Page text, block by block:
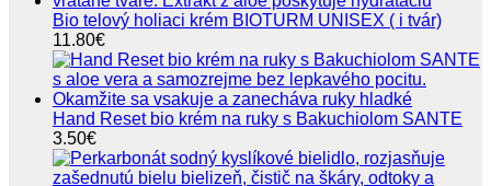
Bio telový holiaci krém BIOTURM UNISEX ( i tvár)
11.80€
Hand Reset bio krém na ruky s Bakuchiolom SANTE
3.50€